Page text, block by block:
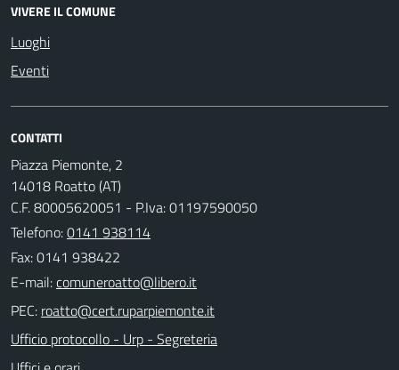
VIVERE IL COMUNE
Luoghi
Eventi
CONTATTI
Piazza Piemonte, 2
14018 Roatto (AT)
C.F. 80005620051 - P.Iva: 01197590050
Telefono:0141 938114
Fax: 0141 938422
E-mail:
PEC:
Ufficio protocollo - Urp - Segreteria